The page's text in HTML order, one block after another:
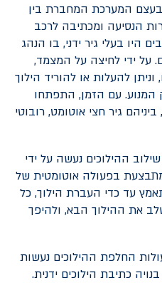
המערכת המחברת בין
הנסיעה ומכתיבה לרכב
היו בעלי גיר ידני, בו הנהג
על ידי לחיצה על המצמד,
להעלות או להוריד הילוך
המנוע. עם הזמן, התפתחו
גיר חצי אוטומט, רובוטי
ההילוכים נעשה על ידי
בפעולה אוטומטית של
עד כדי העברת הילוך, כל
את ההילוך הבא, ולהיפך
החלפת ההילוכים נעשות
כתיבת הילוכים ידנית.